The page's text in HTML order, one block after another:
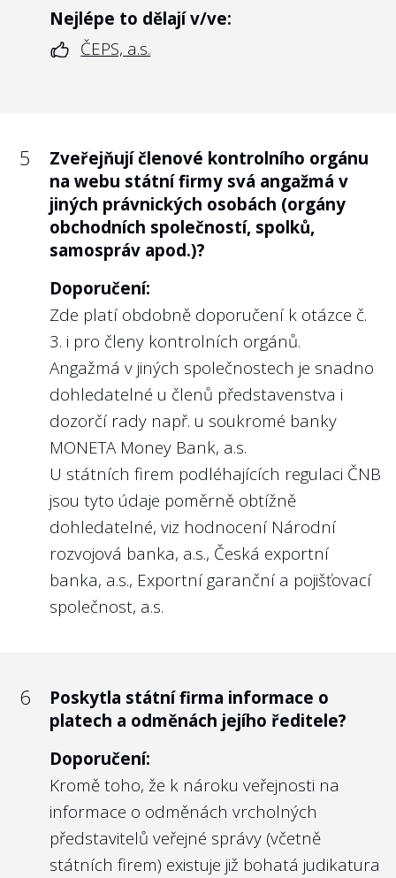
Nejlépe to dělají v/ve:
ČEPS, a.s.
5
Zveřejňují členové kontrolního orgánu
na webu státní firmy svá angažmá v
jiných právnických osobách (orgány
obchodních společností, spolků,
samospráv apod.)?
Doporučení:
Zde platí obdobně doporučení k otázce č.
3. i pro členy kontrolních orgánů.
Angažmá v jiných společnostech je snadno
dohledatelné u členů představenstva i
dozorčí rady např. u soukromé banky
MONETA Money Bank, a.s.
U státních firem podléhajících regulaci ČNB
jsou tyto údaje poměrně obtížně
dohledatelné, viz hodnocení Národní
rozvojová banka, a.s., Česká exportní
banka, a.s., Exportní garanční a pojišťovací
společnost, a.s.
6
Poskytla státní firma informace o
platech a odměnách jejího ředitele?
Doporučení:
Kromě toho, že k nároku veřejnosti na
informace o odměnách vrcholných
představitelů veřejné správy (včetně
státních firem) existuje již bohatá judikatura